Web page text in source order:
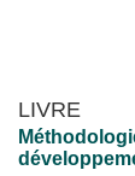
LIVRE